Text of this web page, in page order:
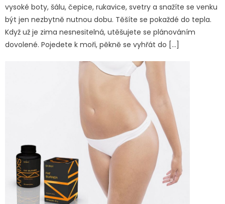
vysoké boty, šálu, čepice, rukavice, svetry a snažíte se venku
být jen nezbytně nutnou dobu. Těšíte se pokaždé do tepla.
Když už je zima nesnesitelná, utěšujete se plánováním
dovolené. Pojedete k moři, pěkně se vyhřát do […]